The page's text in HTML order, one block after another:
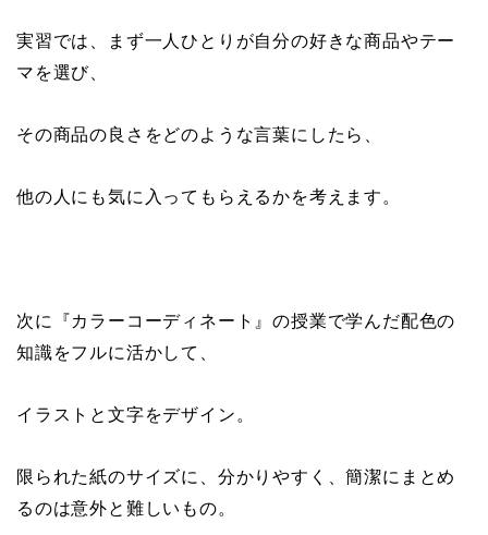
実習では、まず一人ひとりが自分の好きな商品やテー
マを選び、
その商品の良さをどのような言葉にしたら、
他の人にも気に入ってもらえるかを考えます。
次に『カラーコーディネート』の授業で学んだ配色の
知識をフルに活かして、
イラストと文字をデザイン。
限られた紙のサイズに、分かりやすく、簡潔にまとめ
るのは意外と難しいもの。